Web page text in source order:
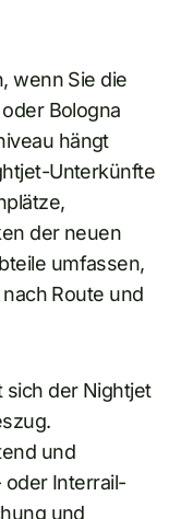
wenn Sie die
Bologna
hängt
Unterkünfte
der neuen
umfassen,
Route und
sich der Nightjet
und
oder Interrail-
und